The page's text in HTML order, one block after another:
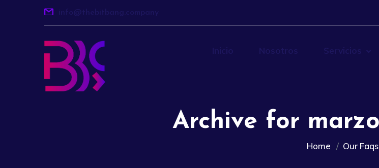
info@thebitbang.company
Inicio Nosotros Servicios
Archive for
Home Our Faqs